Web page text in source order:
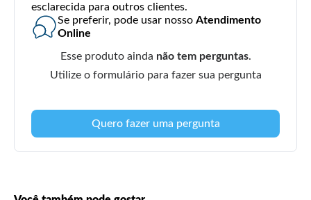
esclarecida para outros clientes.
Se preferir, pode usar nosso Atendimento
Online
Esse produto ainda não tem perguntas.
Utilize o formulário para fazer sua pergunta
Quero fazer uma pergunta